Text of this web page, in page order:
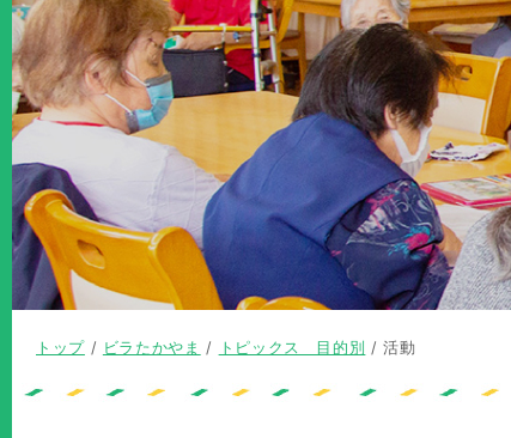
現
トップ/ ビラたかやま / トピックス 目的別 /活動